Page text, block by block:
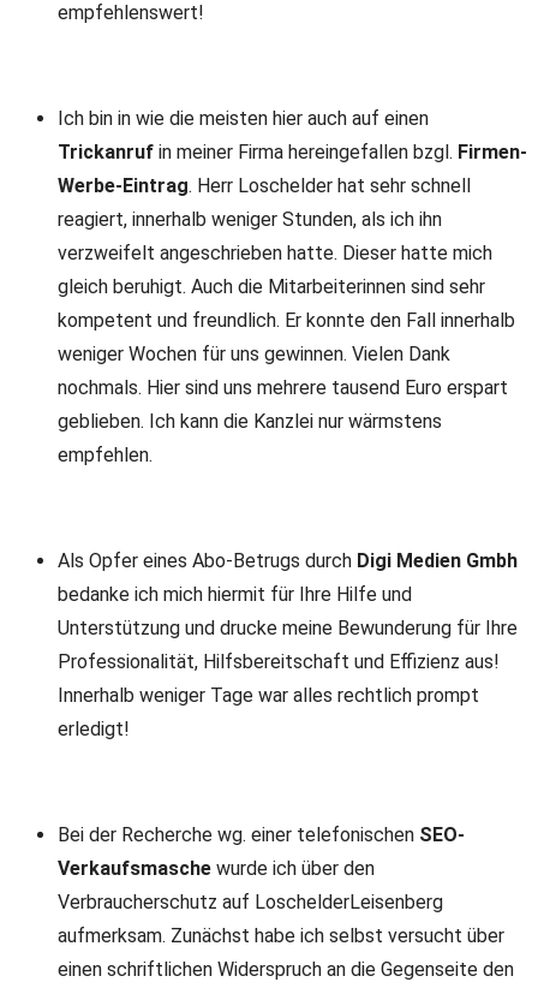
empfehlenswert!
Ich bin in wie die meisten hier auch auf einen
Trickanruf in meiner Firma hereingefallen bzgl. Firmen-
Werbe-Eintrag. Herr Loschelder hat sehr schnell
reagiert, innerhalb weniger Stunden, als ich ihn
verzweifelt angeschrieben hatte. Dieser hatte mich
gleich beruhigt. Auch die Mitarbeiterinnen sind sehr
kompetent und freundlich. Er konnte den Fall innerhalb
weniger Wochen für uns gewinnen. Vielen Dank
nochmals. Hier sind uns mehrere tausend Euro erspart
geblieben. Ich kann die Kanzlei nur wärmstens
empfehlen.
Als Opfer eines Abo-Betrugs durch Digi Medien Gmbh
bedanke ich mich hiermit für Ihre Hilfe und
Unterstützung und drucke meine Bewunderung für Ihre
Professionalität, Hilfsbereitschaft und Effizienz aus!
Innerhalb weniger Tage war alles rechtlich prompt
erledigt!
Bei der Recherche wg. einer telefonischen SEO-
Verkaufsmasche wurde ich über den
Verbraucherschutz auf LoschelderLeisenberg
aufmerksam. Zunächst habe ich selbst versucht über
einen schriftlichen Widerspruch an die Gegenseite den